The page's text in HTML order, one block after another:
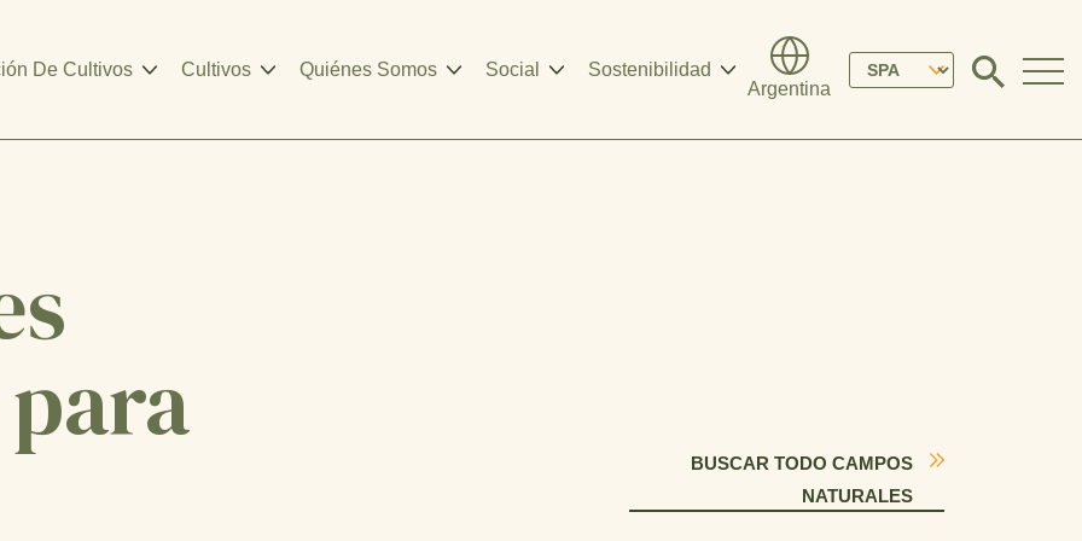
De Cultivos Cultivos Quiénes Somos Social
Sostenibilidad
Argentina
Please
Click
modal
BUSCAR TODO CAMPOS
NATURALES